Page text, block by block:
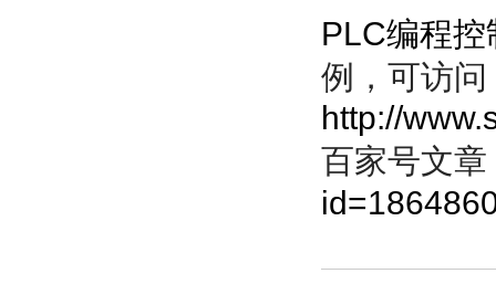
PLC编程控
例，可访
http://
百家号文章